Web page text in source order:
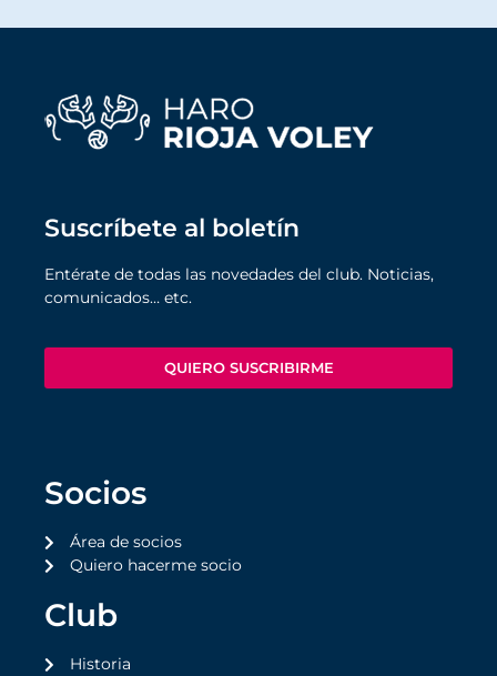
Suscríbete al boletín
Entérate de todas las novedades del club. Noticias,
comunicados… etc.
QUIERO SUSCRIBIRME
Socios
Área de socios
Quiero hacerme socio
Club
Historia